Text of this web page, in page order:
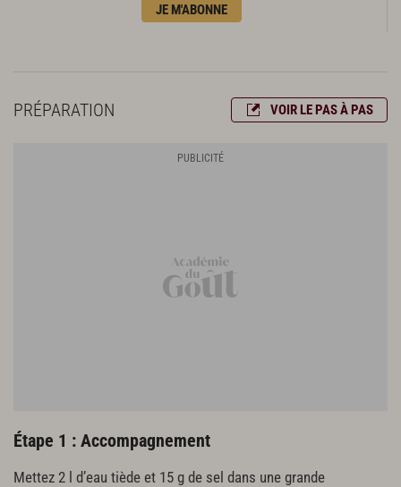
80 g de lamelles de concombre
16 tiges de coriandre
JE M'ABONNE
PRÉPARATION VOIR LE PAS À PAS
Étape 1 : Accompagnement
Mettez 2 l d’eau tiède et 15 g de sel dans une grande